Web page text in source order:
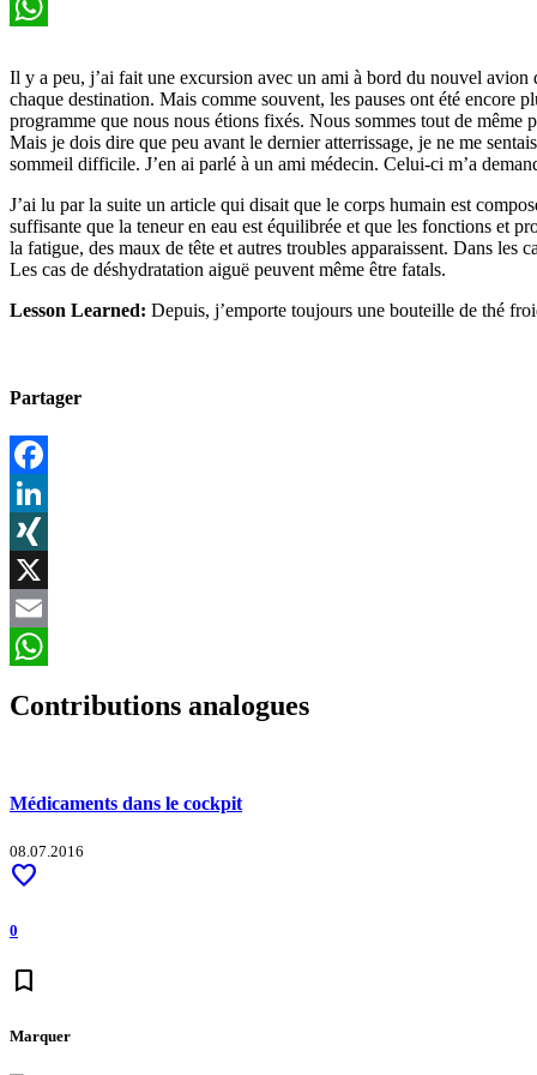
Email
Il y a peu, j’ai fait une excursion avec un ami à bord du nouvel avion
chaque destination. Mais comme souvent, les pauses ont été encore
programme que nous nous étions fixés. Nous sommes tout de même
Mais je dois dire que peu avant le dernier atterrissage, je ne me
sommeil difficile. J’en ai parlé à un ami médecin. Celui-ci m’a
J’ai lu par la suite un article qui disait que le corps humain est
suffisante que la teneur en eau est équilibrée et que les fonctions et
la fatigue, des maux de tête et autres troubles apparaissent. Dans les
Les cas de déshydratation aiguë peuvent même être fatals.
Lesson Learned: Depuis, j’emporte toujours une bouteille de thé
Partager
Facebook
LinkedIn
XING
X
Email
Contributions analogues
Médicaments dans le cockpit
08.07.2016
favorite
0
bookmark
Marquer